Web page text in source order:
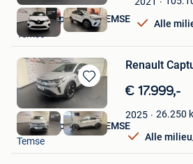
Favorieten
Alle
New Autopartners TEMSE
Temse
Bewaren
Mijn
Favorieten
Renault
€ 17.999,-
2025 26.250
Alle
New Autopartners TEMSE
Temse